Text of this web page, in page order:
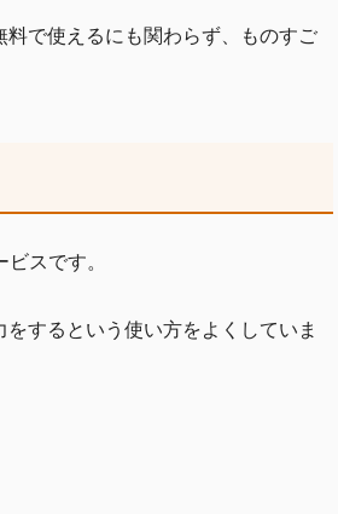
で使えるにも関わらず、ものすご
スです。
するという使い方をよくしていま